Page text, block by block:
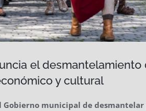
el
y cultural
Gobierno municipal de